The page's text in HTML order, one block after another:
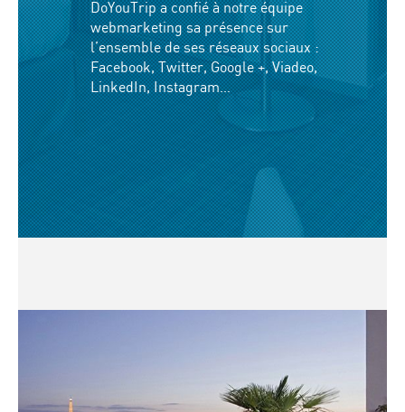
DoYouTrip a confié à notre équipe
webmarketing sa présence sur
l’ensemble de ses réseaux sociaux :
Facebook, Twitter, Google +, Viadeo,
LinkedIn, Instagram…